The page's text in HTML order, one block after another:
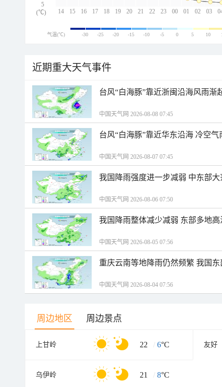
14 15 16 17 18 19 20 21 22 23 00 01 02 03
5
(℃)
气温(℃) -30 -25 -20 -15 -10 -5 0 5 10
近期重大天气事件
台风“白海豚”靠近浙闽沿海风雨渐
中国天气网 2026-08-08 07:45
台风“白海豚”靠近华东沿海 冷空
中国天气网 2026-08-07 07:45
我国降雨强度进一步减弱 中东部
中国天气网 2026-08-06 07:50
我国降雨整体减少减弱 东部多地
中国天气网 2026-08-05 07:56
重庆云南等地降雨仍然频繁 我国
中国天气网 2026-08-04 07:56
周边地区 周边景点
上甘岭 22 / 6°C 友好
乌伊岭 21 / 8°C